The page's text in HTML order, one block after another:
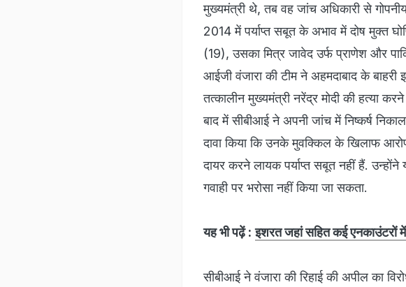
मुख्यमंत्री थे, तब वह जांच अधिकारी से
2014 में पर्याप्त सबूत के अभाव में दोष मुक्त
(19), उसका मित्र जावेद उर्फ प्राणेश और
आईजी वंजारा की टीम ने अहमदाबाद के
तत्कालीन मुख्यमंत्री नरेंद्र मोदी की हत्या
बाद में सीबीआई ने अपनी जांच में निष्कर्ष
दावा किया कि उनके मुवक्किल के खिलाफ
दायर करने लायक पर्याप्त सबूत नहीं हैं.
गवाही पर भरोसा नहीं किया जा सकता.
यह भी पढ़ें : इशरत जहां सहित कई एनकाउंटरों
सीबीआई ने वंजारा की रिहाई की अपील का